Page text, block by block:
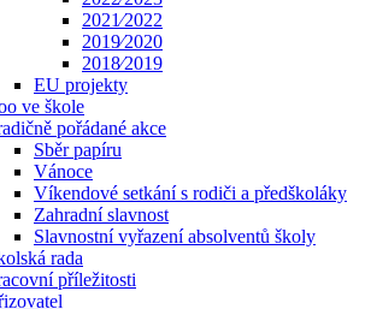
2021⁄2022
2019⁄2020
2018⁄2019
EU projekty
ve škole
pořádané akce
Sběr papíru
Vánoce
Víkendové setkání s rodiči a předškoláky
Zahradní slavnost
Slavnostní vyřazení absolventů školy
rada
příležitosti